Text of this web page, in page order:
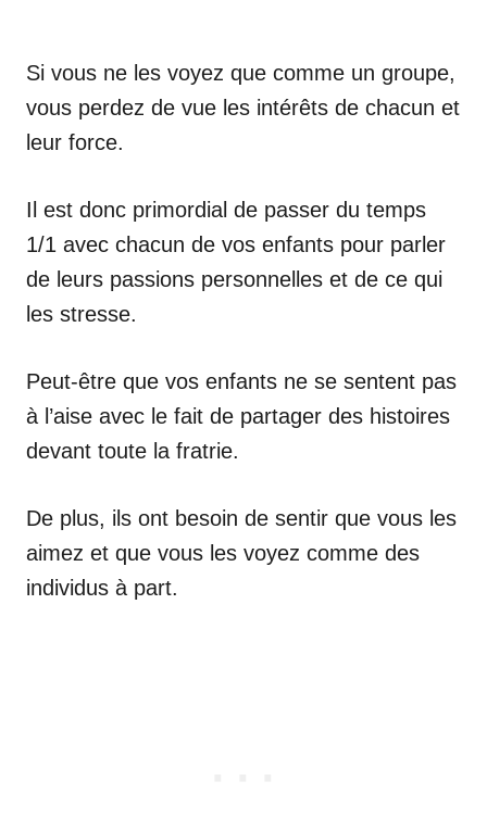
Si vous ne les voyez que comme un groupe,
vous perdez de vue les intérêts de chacun et
leur force.
Il est donc primordial de passer du temps
1/1 avec chacun de vos enfants pour parler
de leurs passions personnelles et de ce qui
les stresse.
Peut-être que vos enfants ne se sentent pas
à l’aise avec le fait de partager des histoires
devant toute la fratrie.
De plus, ils ont besoin de sentir que vous les
aimez et que vous les voyez comme des
individus à part.